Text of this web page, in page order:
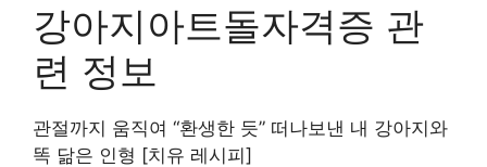
강아지아트돌자격증 관
련 정보
관절까지 움직여 “환생한 듯” 떠나보낸 내 강아지와
똑 닮은 인형 [치유 레시피]